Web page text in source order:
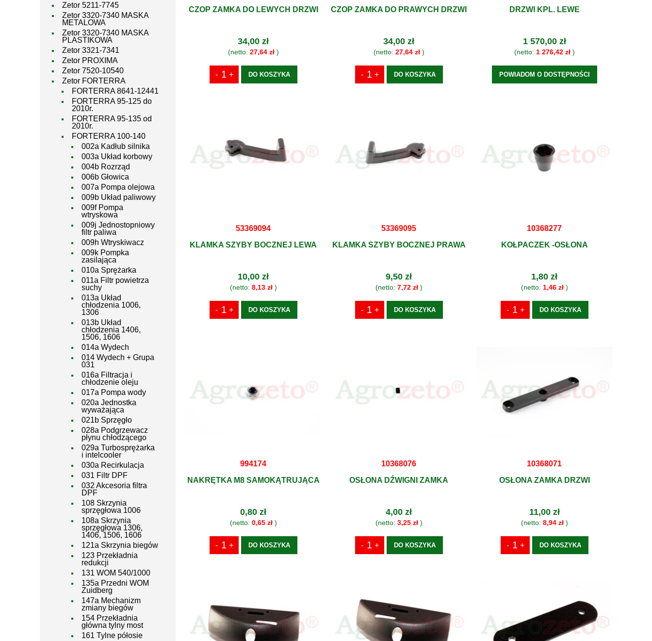
Zetor 5211-7745
Zetor 3320-7340 MASKA
METALOWA
Zetor 3320-7340 MASKA
PLASTIKOWA
Zetor 3321-7341
Zetor PROXIMA
Zetor 7520-10540
Zetor FORTERRA
FORTERRA 8641-12441
FORTERRA 95-125 do
2010r.
FORTERRA 95-135 od
2010r.
FORTERRA 100-140
002a Kadłub silnika
003a Układ korbowy
004b Rozrząd
006b Głowica
007a Pompa olejowa
009b Układ paliwowy
009f Pompa
wtryskowa
009j Jednostopniowy
filtr paliwa
009h Wtryskiwacz
009k Pompka
zasilająca
010a Sprężarka
011a Filtr powietrza
suchy
013a Układ
chłodzenia 1006,
1306
013b Układ
chłodzenia 1406,
1506, 1606
014a Wydech
014 Wydech + Grupa
031
016a Filtracja i
chłodzenie oleju
017a Pompa wody
020a Jednostka
wyważająca
021b Sprzęgło
028a Podgrzewacz
płynu chłodzącego
029a Turbosprężarka
i intelcooler
030a Recirkulacja
031 Filtr DPF
032 Akcesoria filtra
DPF
108 Skrzynia
sprzęgłowa 1006
108a Skrzynia
sprzęgłowa 1306,
1406, 1506, 1606
121a Skrzynia biegów
123 Przekładnia
redukcji
131 WOM 540/1000
135a Przedni WOM
Zuidberg
147a Mechanizm
zmiany biegów
154 Przekładnia
główna tylny most
161 Tylne półosie
CZOP ZAMKA DO LEWYCH DRZWI
34,00 zł
(netto: 27,64 zł)
DO KOSZYKA
CZOP ZAMKA DO PRAWYCH DRZWI
34,00 zł
(netto: 27,64 zł)
DO KOSZYKA
DRZWI KPL. LEWE
1 570,00 zł
(netto: 1 276,42 zł)
POWIADOM O DOSTĘPNOŚCI
53369094
KLAMKA SZYBY BOCZNEJ LEWA
10,00 zł
(netto: 8,13 zł)
DO KOSZYKA
53369095
KLAMKA SZYBY BOCZNEJ PRAWA
9,50 zł
(netto: 7,72 zł)
DO KOSZYKA
10368277
KOŁPACZEK -OSŁONA
1,80 zł
(netto: 1,46 zł)
DO KOSZYKA
994174
NAKRĘTKA M8 SAMOKĄTRUJĄCA
0,80 zł
(netto: 0,65 zł)
DO KOSZYKA
10368076
OSŁONA DŹWIGNI ZAMKA
4,00 zł
(netto: 3,25 zł)
DO KOSZYKA
10368071
OSŁONA ZAMKA DRZWI
11,00 zł
(netto: 8,94 zł)
DO KOSZYKA